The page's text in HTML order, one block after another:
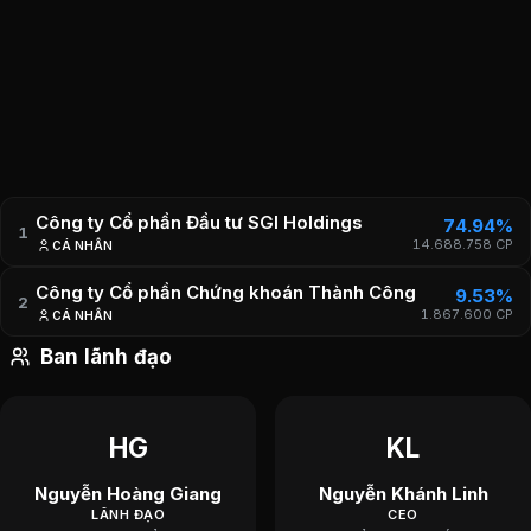
KT Giấy phép Kinh Doanh 064086 Mã số thuế 0300715584 Văn
phòng đại diện Trụ sở chính Địa chỉ Số 550 Âu Cơ
P. Bảy Hiền
Tp. Hồ Chí Minh Điện thoại (84.28) 39744012 Fax (84.28) 37744013
https://bongbachtuyet.com.vn
1 Công ty Cổ phần Đầu tư SGI Holdings
CÁ NHÂN
74.94%
14.688.758 CP
2 Công ty Cổ phần Chứng khoán Thành Công
CÁ NHÂN
9.53%
1.867.600 CP
Ban lãnh đạo
HG
Nguyễn Hoàng Giang
LÃNH ĐẠO
KL
Nguyễn Khánh Linh
CEO